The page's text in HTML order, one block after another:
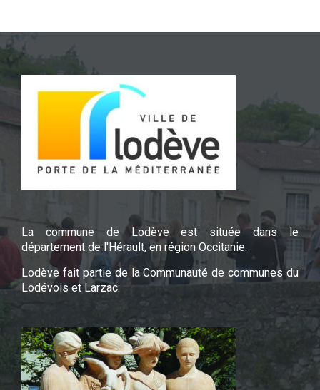
La commune de Lodève est située dans le
département de l'Hérault, en région Occitanie.
Lodève fait partie de la Communauté de communes du
Lodévois et Larzac.